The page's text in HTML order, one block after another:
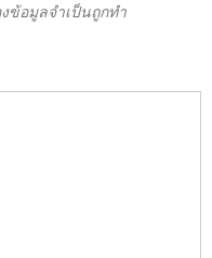
ข้อมูลจำเป็นถูกทำ